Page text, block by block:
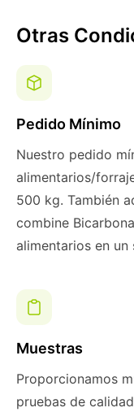
Otras
Pedido Mínimo
Nuestro pedido
alimentarios/
500 kg. También
combine
alimentarios en
Muestras
Proporcionamos
pruebas de